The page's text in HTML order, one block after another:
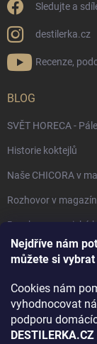
Nejdříve nám
můžete si
Cookies nám
vyhodnocovat
podporu
DESTILERKA.CZ
Sledujte a
destilerka.cz
Recenze,
BLOG
SVĚT HORECA -
Historie koktejlů
Naše CHICORA v
Rozhovor v
Bourbon, americká
Napsali v TÝDNU o
Rozhovor s
Jak vybrat dárek na